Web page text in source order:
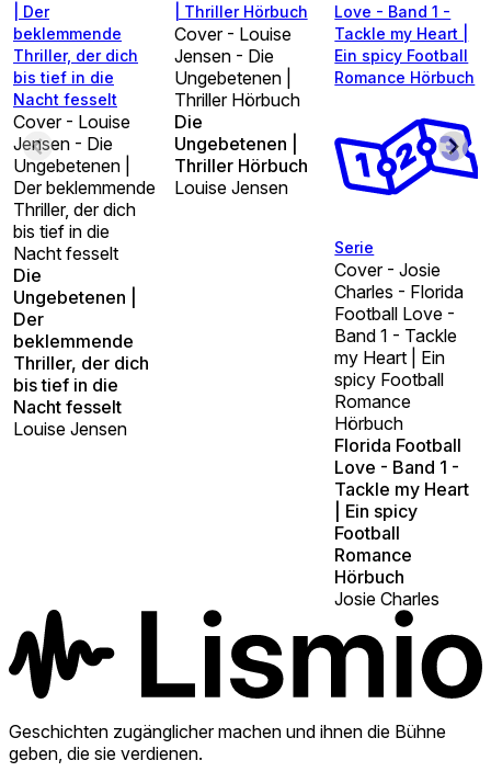
| Der
beklemmende
Thriller, der dich
bis tief in die
Nacht fesselt
Cover - Louise
Jensen - Die
Ungebetenen |
Der beklemmende
Thriller, der dich
bis tief in die
Nacht fesselt
Die
Ungebetenen |
Der
beklemmende
Thriller, der dich
bis tief in die
Nacht fesselt
Louise Jensen
| Thriller Hörbuch
Cover - Louise
Jensen - Die
Ungebetenen |
Thriller Hörbuch
Die
Ungebetenen |
Thriller Hörbuch
Louise Jensen
Love - Band 1 -
Tackle my Heart |
Ein spicy Football
Romance Hörbuch
Serie
Cover - Josie
Charles - Florida
Football Love -
Band 1 - Tackle
my Heart | Ein
spicy Football
Romance
Hörbuch
Florida Football
Love - Band 1 -
Tackle my Heart
| Ein spicy
Football
Romance
Hörbuch
Josie Charles
Geschichten zugänglicher machen und ihnen die Bühne
geben, die sie verdienen.